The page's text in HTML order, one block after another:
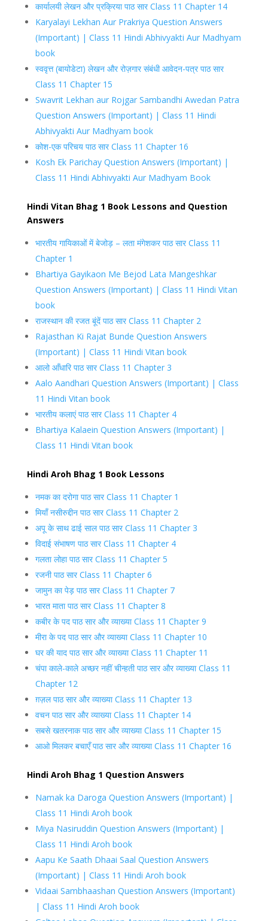
कार्यालयी लेखन और प्रक्रिया पाठ सार Class 11 Chapter 14
Karyalayi Lekhan Aur Prakriya Question Answers
(Important) | Class 11 Hindi Abhivyakti Aur Madhyam
book
स्ववृत्त (बायोडेटा) लेखन और रोज़गार संबंधी आवेदन-पत्र पाठ सार
Class 11 Chapter 15
Swavrit Lekhan aur Rojgar Sambandhi Awedan Patra
Question Answers (Important) | Class 11 Hindi
Abhivyakti Aur Madhyam book
कोश-एक परिचय पाठ सार Class 11 Chapter 16
Kosh Ek Parichay Question Answers (Important) |
Class 11 Hindi Abhivyakti Aur Madhyam Book
Hindi Vitan Bhag 1 Book Lessons and Question
Answers
भारतीय गायिकाओं में बेजोड़ – लता मंगेशकर पाठ सार Class 11
Chapter 1
Bhartiya Gayikaon Me Bejod Lata Mangeshkar
Question Answers (Important) | Class 11 Hindi Vitan
book
राजस्थान की रजत बूंदें पाठ सार Class 11 Chapter 2
Rajasthan Ki Rajat Bunde Question Answers
(Important) | Class 11 Hindi Vitan book
आलो आँधारि पाठ सार Class 11 Chapter 3
Aalo Aandhari Question Answers (Important) | Class
11 Hindi Vitan book
भारतीय कलाएं पाठ सार Class 11 Chapter 4
Bhartiya Kalaein Question Answers (Important) |
Class 11 Hindi Vitan book
Hindi Aroh Bhag 1 Book Lessons
नमक का दरोगा पाठ सार Class 11 Chapter 1
मियाँ नसीरुद्दीन पाठ सार Class 11 Chapter 2
अपू के साथ ढाई साल पाठ सार Class 11 Chapter 3
विदाई संभाषण पाठ सार Class 11 Chapter 4
गलता लोहा पाठ सार Class 11 Chapter 5
रजनी पाठ सार Class 11 Chapter 6
जामुन का पेड़ पाठ सार Class 11 Chapter 7
भारत माता पाठ सार Class 11 Chapter 8
कबीर के पद पाठ सार और व्याख्या Class 11 Chapter 9
मीरा के पद पाठ सार और व्याख्या Class 11 Chapter 10
घर की याद पाठ सार और व्याख्या Class 11 Chapter 11
चंपा काले-काले अच्छर नहीं चीन्हती पाठ सार और व्याख्या Class 11
Chapter 12
ग़ज़ल पाठ सार और व्याख्या Class 11 Chapter 13
वचन पाठ सार और व्याख्या Class 11 Chapter 14
सबसे खतरनाक पाठ सार और व्याख्या Class 11 Chapter 15
आओ मिलकर बचाएँ पाठ सार और व्याख्या Class 11 Chapter 16
Hindi Aroh Bhag 1 Question Answers
Namak ka Daroga Question Answers (Important) |
Class 11 Hindi Aroh book
Miya Nasiruddin Question Answers (Important) |
Class 11 Hindi Aroh book
Aapu Ke Saath Dhaai Saal Question Answers
(Important) | Class 11 Hindi Aroh book
Vidaai Sambhaashan Question Answers (Important)
| Class 11 Hindi Aroh book